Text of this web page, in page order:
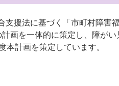
支援法に基づく「市町村障害
画を一体的に策定し、障が
計画を策定しています。